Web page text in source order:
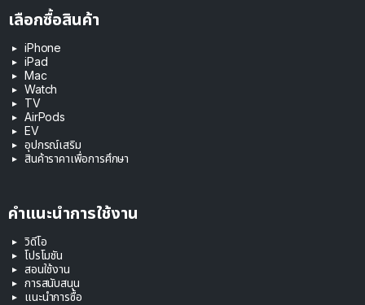
เลือกซื้อสินค้า
iPhone
iPad
Mac
Watch
TV
AirPods
EV
อุปกรณ์เสริม
สินค้าราคาเพื่อการศึกษา
คำแนะนำการใช้งาน
วิดีโอ
โปรโมชัน
สอนใช้งาน
การสนับสนุน
แนะนำการซื้อ